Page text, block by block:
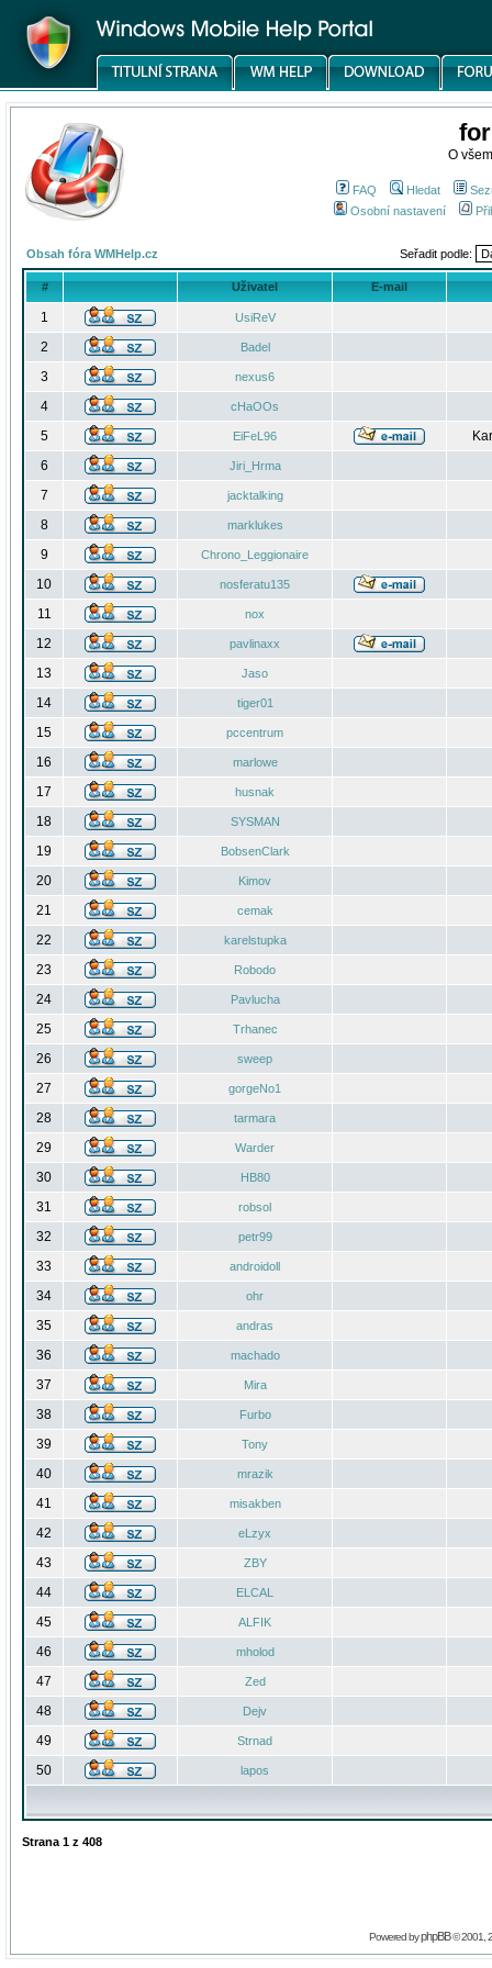
O
FAQ Hledat
Osobní nastavení
Obsah fóra WMHelp.cz Seřadit podle:
# Uživatel E-mail
1 UsiReV
2 Badel
3 nexus6
4 cHaOOs
5 EiFeL96
6
Jiri_Hrma
7 jacktalking
8 marklukes
9 Chrono_Leggionaire
10 nosferatu135
11 nox
12 pavlinaxx
13 Jaso
14 tiger01
15 pccentrum
16 marlowe
17 husnak
18 SYSMAN
19 BobsenClark
20 Kimov
21 cemak
22 karelstupka
23 Robodo
24 Pavlucha
25 Trhanec
26 sweep
27 gorgeNo1
28 tarmara
29 Warder
30 HB80
31 robsol
32 petr99
33 androidoll
34 ohr
35 andras
36 machado
37 Mira
38 Furbo
39 Tony
40 mrazik
41 misakben
42 eLzyx
43 ZBY
44 ELCAL
45 ALFIK
46 mholod
47 Zed
48 Dejv
49 Strnad
50 lapos
Strana 1 z 408
Powered byphpBB© 2001,